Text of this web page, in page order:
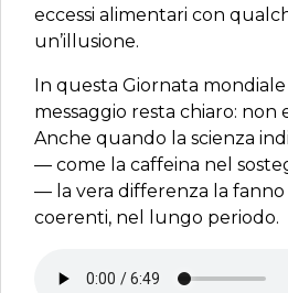
eccessi alimentari con
un’illusione.
In questa Giornata mondiale
messaggio resta chiaro: non
Anche quando la scienza
— come la caffeina nel
— la vera differenza la
coerenti, nel lungo periodo.